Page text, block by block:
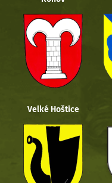
Velké Hoštice